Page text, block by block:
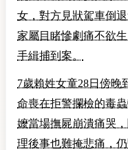
女，對方見狀駕車倒
家屬目睹慘劇痛不欲
手緝捕到案。
7歲賴姓女童28日傍晚
命喪在拒警攔檢的毒
嬤當場撫屍崩潰痛哭
理後事也難掩悲痛，